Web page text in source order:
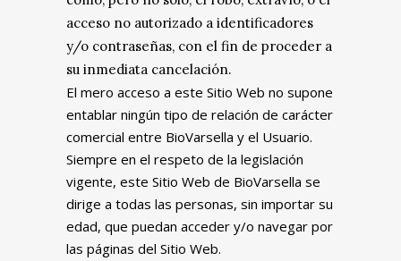
acceso no autorizado a identificadores
y/o contraseñas, con el fin de proceder a
su inmediata cancelación.
El mero acceso a este Sitio Web no supone
entablar ningún tipo de relación de carácter
comercial entre BioVarsella y el Usuario.
Siempre en el respeto de la legislación
vigente, este Sitio Web de BioVarsella se
dirige a todas las personas, sin importar su
edad, que puedan acceder y/o navegar por
las páginas del Sitio Web.